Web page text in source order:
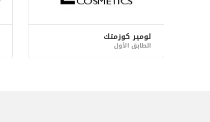
لومير كوزمتك
الطابق الأول